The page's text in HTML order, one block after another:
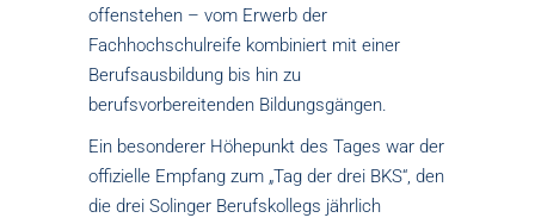
offenstehen – vom Erwerb der
Fachhochschulreife kombiniert mit einer
Berufsausbildung bis hin zu
berufsvorbereitenden Bildungsgängen.
Ein besonderer Höhepunkt des Tages war der
offizielle Empfang zum „Tag der drei BKS“, den
die drei Solinger Berufskollegs jährlich